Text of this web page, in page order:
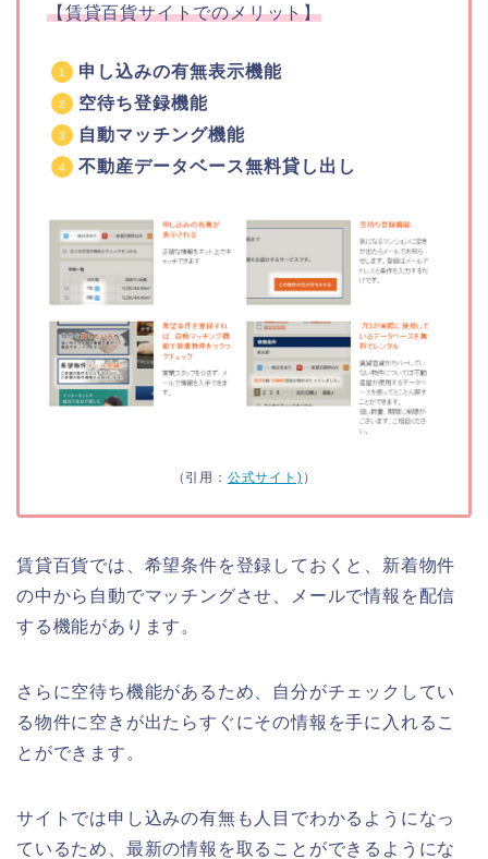
【賃貸百貨サイトでのメリット】
申し込みの有無表示機能
空待ち登録機能
自動マッチング機能
不動産データベース無料貸し出し
（引用： 公式サイト) ）
賃貸百貨では、希望条件を登録しておくと、新着物件
の中から自動でマッチングさせ、メールで情報を配信
する機能があります。
さらに空待ち機能があるため、自分がチェックしてい
る物件に空きが出たらすぐにその情報を手に入れるこ
とができます。
サイトでは申し込みの有無も人目でわかるようになっ
ているため、最新の情報を取ることができるようにな